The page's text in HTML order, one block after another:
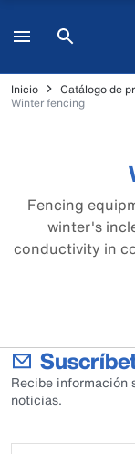
Inicio Catálogo de
Winter fencing
Fencing
winter's
conductivity in
Recibe información
noticias.